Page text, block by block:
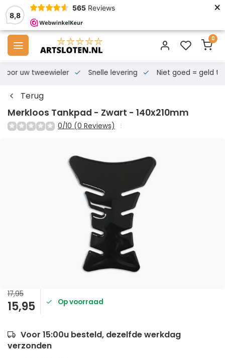
8,8
565 Reviews ×
0
voor uw tweewieler Snelle levering Niet goed = geld
Terug
Merkloos Tankpad - Zwart - 140x210mm
0/10 (0 Reviews)
17,95
15,95 Op voorraad
Voor 15:00u besteld, dezelfde werkdag
verzonden